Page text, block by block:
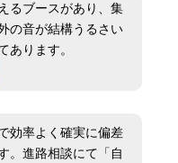
12分
徒歩1分
るブースがあり、集
の音が結構うるさい
あります。
効率よく確実に偏差
。進路相談にて「自